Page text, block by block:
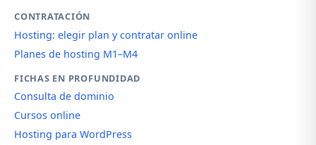
CONTRATACIÓN
Hosting: elegir plan y contratar online
Planes de hosting M1–M4
FICHAS EN PROFUNDIDAD
Consulta de dominio
Cursos online
Hosting para WordPress